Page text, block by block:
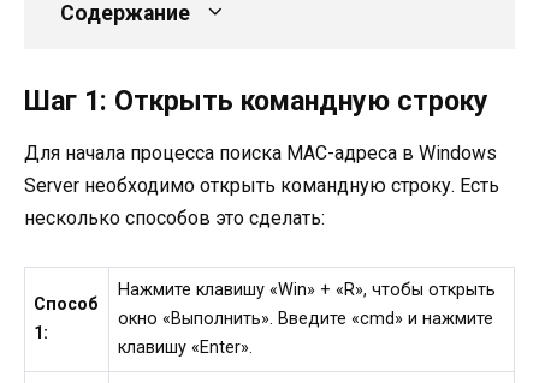
Содержание
Шаг 1: Открыть командную строку
Для начала процесса поиска MAC-адреса в Windows
Server необходимо открыть командную строку. Есть
несколько способов это сделать:
Способ
1:
Нажмите клавишу «Win» + «R», чтобы открыть
окно «Выполнить». Введите «cmd» и нажмите
клавишу «Enter».